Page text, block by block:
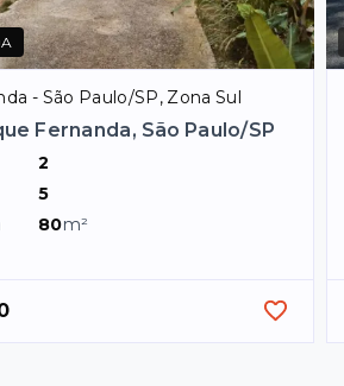
- São Paulo/SP, Zona Sul
Fernanda, São Paulo/SP
2
5
80m²